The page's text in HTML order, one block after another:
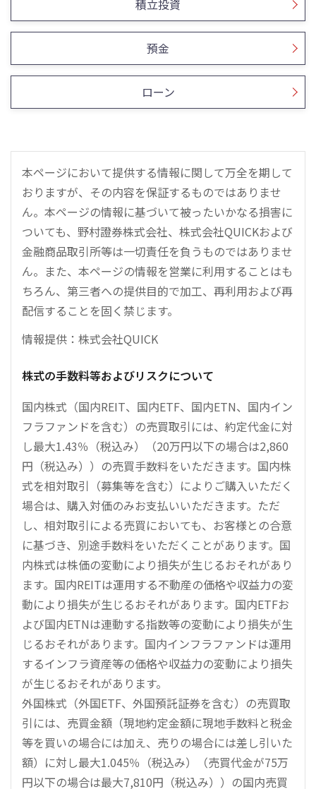
積立投資
預金
ローン
本ページにおいて提供する情報に関して万全を期して
おりますが、その内容を保証するものではありませ
ん。本ページの情報に基づいて被ったいかなる損害に
ついても、野村證券株式会社、株式会社QUICKおよび
金融商品取引所等は一切責任を負うものではありませ
ん。また、本ページの情報を営業に利用することはも
ちろん、第三者への提供目的で加工、再利用および再
配信することを固く禁じます。
情報提供：株式会社QUICK
株式の手数料等およびリスクについて
国内株式（国内REIT、国内ETF、国内ETN、国内イン
フラファンドを含む）の売買取引には、約定代金に対
し最大1.43％（税込み）（20万円以下の場合は2,860
円（税込み））の売買手数料をいただきます。国内株
式を相対取引（募集等を含む）によりご購入いただく
場合は、購入対価のみお支払いいただきます。ただ
し、相対取引による売買においても、お客様との合意
に基づき、別途手数料をいただくことがあります。国
内株式は株価の変動により損失が生じるおそれがあり
ます。国内REITは運用する不動産の価格や収益力の変
動により損失が生じるおそれがあります。国内ETFお
よび国内ETNは連動する指数等の変動により損失が生
じるおそれがあります。国内インフラファンドは運用
するインフラ資産等の価格や収益力の変動により損失
が生じるおそれがあります。
外国株式（外国ETF、外国預託証券を含む）の売買取
引には、売買金額（現地約定金額に現地手数料と税金
等を買いの場合には加え、売りの場合には差し引いた
額）に対し最大1.045％（税込み）（売買代金が75万
円以下の場合は最大7,810円（税込み））の国内売買